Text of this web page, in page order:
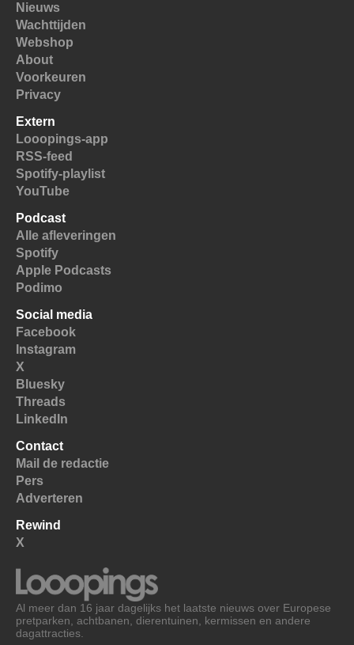
Nieuws
Wachttijden
Webshop
About
Voorkeuren
Privacy
Extern
Looopings-app
RSS-feed
Spotify-playlist
YouTube
Podcast
Alle afleveringen
Spotify
Apple Podcasts
Podimo
Social media
Facebook
Instagram
X
Bluesky
Threads
LinkedIn
Contact
Mail de redactie
Pers
Adverteren
Rewind
X
Al meer dan 16 jaar dagelijks het laatste nieuws over Europese
pretparken, achtbanen, dierentuinen, kermissen en andere
dagattracties.